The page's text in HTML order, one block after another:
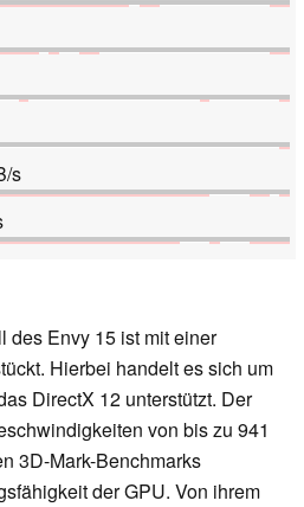
s
des Envy 15 ist mit einer
Hierbei handelt es sich um
DirectX 12 unterstützt. Der
von bis zu 941
3D-Mark-Benchmarks
der GPU. Von ihrem